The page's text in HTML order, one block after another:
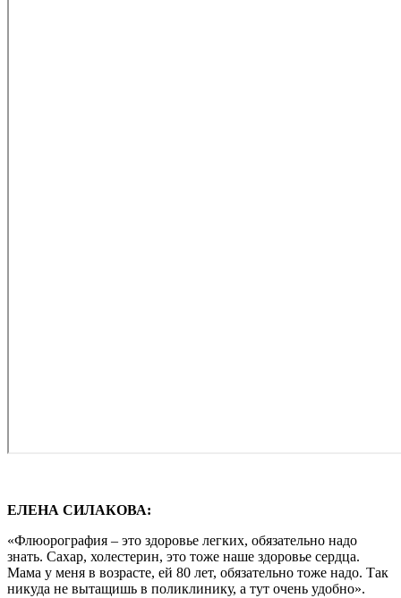
ЕЛЕНА СИЛАКОВА:
«Флюорография – это здоровье легких, обязательно надо
знать. Сахар, холестерин, это тоже наше здоровье сердца.
Мама у меня в возрасте, ей 80 лет, обязательно тоже надо. Так
никуда не вытащишь в поликлинику, а тут очень удобно».